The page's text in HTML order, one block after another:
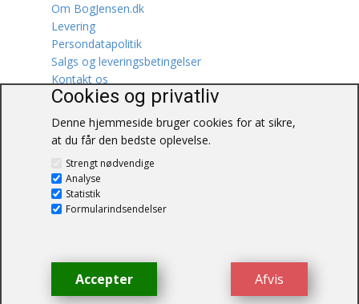
Lystfiskeri
Mad
Musik
Mytologi / Sagn / Sagaer
Naturen
Oldtidskundskab
Om BogJensen.dk
Levering
Persondatapolitik
Salgs og leveringsbetingelser
Kontakt os
Blåkærvej 25
6052 Viuf
Tlf.:60703190
© BogJensen.dk – Alle rettigheder
forbeholdes.
Cookies og privatliv
Denne hjemmeside bruger cookies for at sikre,
at du får den bedste oplevelse.
Strengt nødvendige
Analyse
Statistik
Formularindsendelser
Afvis
Accepter